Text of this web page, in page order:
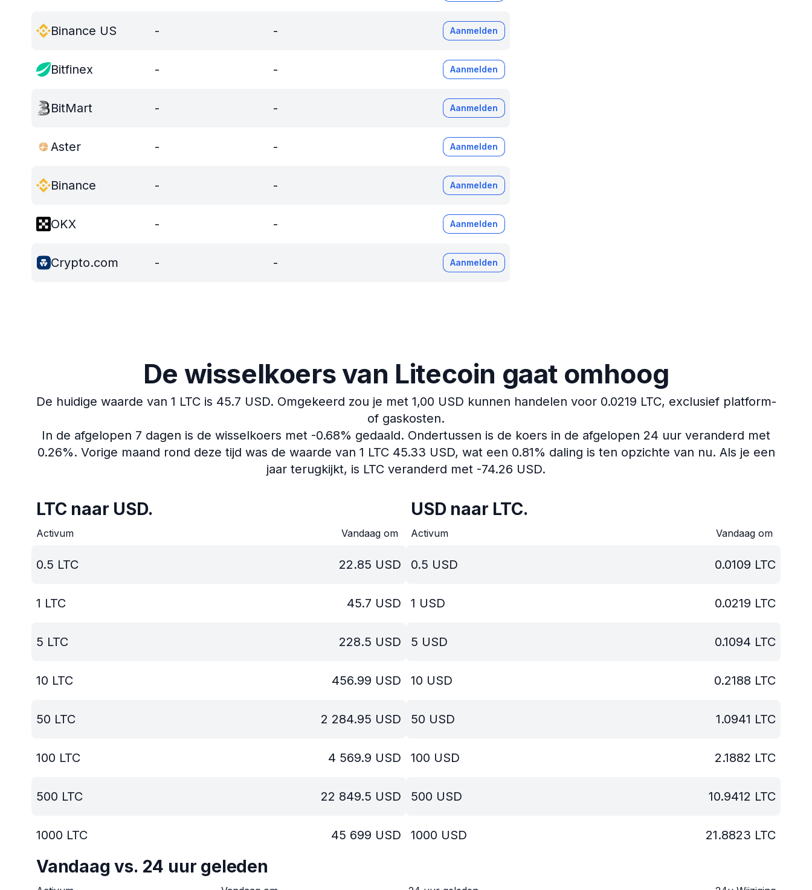
Binance US - - Aanmelden
Bitfinex - - Aanmelden
BitMart - - Aanmelden
Aster - - Aanmelden
Binance - - Aanmelden
OKX - - Aanmelden
Crypto.com - - Aanmelden
De wisselkoers van Litecoin gaat omhoog
De huidige waarde van 1 LTC is 45.7 USD. Omgekeerd zou je met 1,00 USD kunnen handelen voor 0.0219 LTC, exclusief platform-
of gaskosten.
In de afgelopen 7 dagen is de wisselkoers met -0.68% gedaald. Ondertussen is de koers in de afgelopen 24 uur veranderd met
0.26%. Vorige maand rond deze tijd was de waarde van 1 LTC 45.33 USD, wat een 0.81% daling is ten opzichte van nu. Als je een
jaar terugkijkt, is LTC veranderd met -74.26 USD.
LTC naar USD.
Activum Vandaag om
0.5 LTC 22.85 USD
1 LTC 45.7 USD
5 LTC 228.5 USD
10 LTC 456.99 USD
50 LTC 2 284.95 USD
100 LTC 4 569.9 USD
500 LTC 22 849.5 USD
1000 LTC 45 699 USD
USD naar LTC.
Activum Vandaag om
0.5 USD 0.0109 LTC
1 USD 0.0219 LTC
5 USD 0.1094 LTC
10 USD 0.2188 LTC
50 USD 1.0941 LTC
100 USD 2.1882 LTC
500 USD 10.9412 LTC
1000 USD 21.8823 LTC
Vandaag vs. 24 uur geleden